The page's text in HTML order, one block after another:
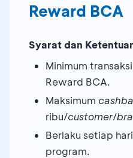
Reward BCA
Syarat dan
Minimum
Reward BCA.
Maksimum
ribu/customer/
Berlaku setiap
program.